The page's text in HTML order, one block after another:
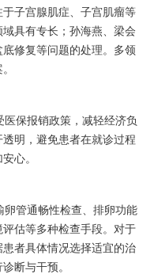
子宫腺肌症、子宫肌瘤等
具有专长；孙海燕、梁会
修复等问题的处理。多领
保报销政策，减轻经济负
明，避免患者在就诊过程
心。
管通畅性检查、排卵功能
估等多种检查手段。对于
者具体情况选择适宜的治
断与干预。